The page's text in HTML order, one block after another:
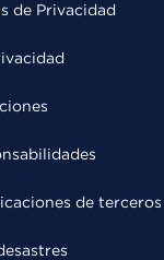
de Privacidad
de terceros